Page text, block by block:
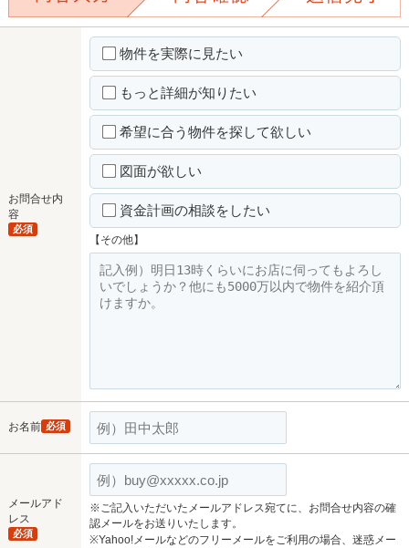
お問合せ内
容
必須
物件を実際に見たい
もっと詳細が知りたい
希望に合う物件を探して欲しい
図面が欲しい
資金計画の相談をしたい
【その他】
お名前 必須
メールアド
レス
必須
※ご記入いただいたメールアドレス宛てに、お問合せ内容の確
認メールをお送りいたします。
※Yahoo!メールなどのフリーメールをご利用の場合、迷惑メー